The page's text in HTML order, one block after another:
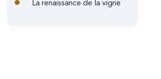
A
La renaissance de la vigne